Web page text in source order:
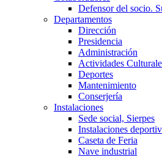
Defensor del socio.
Departamentos
Dirección
Presidencia
Administración
Actividades
Deportes
Mantenimiento
Conserjería
Instalaciones
Sede social, Sierpes
Instalaciones
Caseta de Feria
Nave industrial